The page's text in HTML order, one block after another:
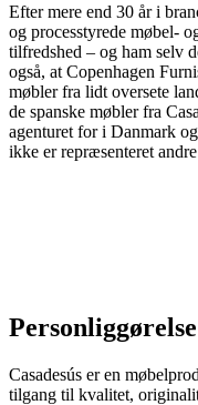
Efter mere end 30 år i
og processtyrede møbel-
tilfredshed – og ham selv
også, at Copenhagen
møbler fra lidt oversete
de spanske møbler fra
agenturet for i Danmark
ikke er repræsenteret andre
Casadesús er en
tilgang til kvalitet,